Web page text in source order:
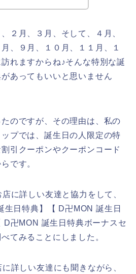
２月、３月、そして、４月、
、９月、１０月、１１月、１
れますからね♪そんな特別な誕
あってもいいと思いません
のですが、その理由は、私の
プでは、誕生日の人限定の特
引クーポンやクーポンコード
です。
に詳しい友達と協力をして、
生日特典】【 D卍MON 誕生日
D卍MON 誕生日特典ボーナスセ
てみることにしました。
詳しい友達にも聞きながら、